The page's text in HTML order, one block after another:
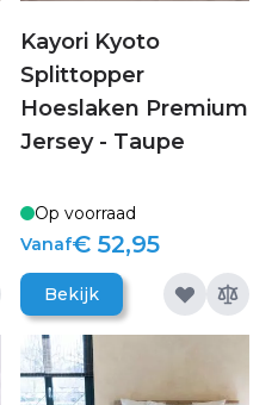
Kayori Kyoto
Splittopper
Hoeslaken Premium
Jersey - Taupe
Op voorraad
Vanaf€ 52,95
Bekijk